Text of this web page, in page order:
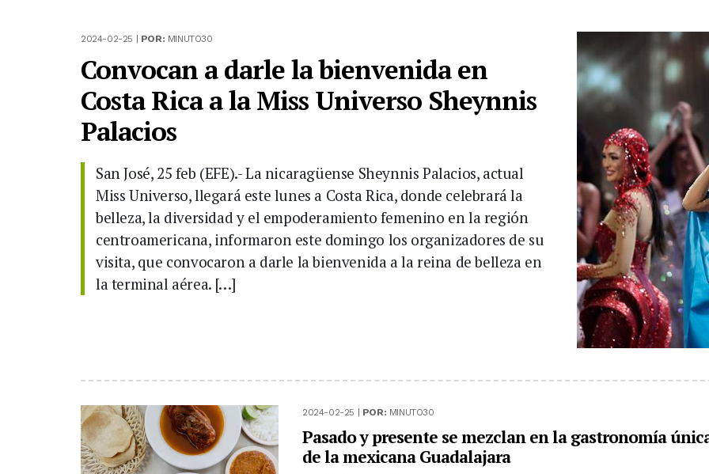
2024-02-25 | POR: MINUTO30
Convocan a darle la bienvenida en
Costa Rica a la Miss Universo Sheynnis
Palacios
San José, 25 feb (EFE).- La nicaragüense Sheynnis Palacios, actual
Miss Universo, llegará este lunes a Costa Rica, donde celebrará la
belleza, la diversidad y el empoderamiento femenino en la región
centroamericana, informaron este domingo los organizadores de su
visita, que convocaron a darle la bienvenida a la reina de belleza en
la terminal aérea. […]
2024-02-25 | POR: MINUTO30
Pasado y presente se mezclan en la gastronomía
de la mexicana Guadalajara